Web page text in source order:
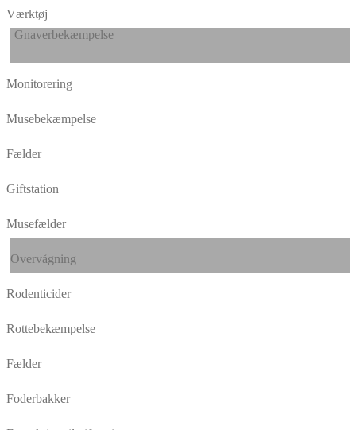
Værktøj
Gnaverbekæmpelse
Monitorering
Musebekæmpelse
Fælder
Giftstation
Musefælder
Overvågning
Rodenticider
Rottebekæmpelse
Fælder
Foderbakker